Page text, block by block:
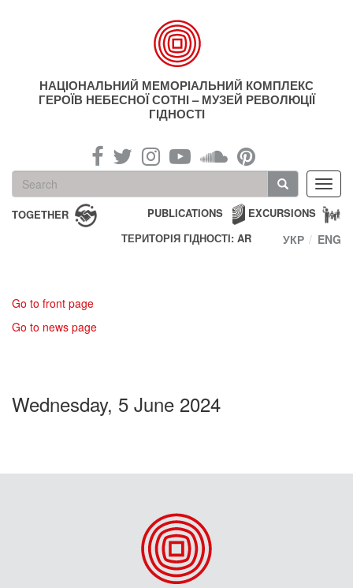
НАЦІОНАЛЬНИЙ МЕМОРІАЛЬНИЙ КОМПЛЕКС
ГЕРОЇВ НЕБЕСНОЇ СОТНІ – МУЗЕЙ РЕВОЛЮЦІЇ
ГІДНОСТІ
Search
form
Search
TOGETHER EXCURSIONS
PUBLICATIONS
ТЕРИТОРІЯ ГІДНОСТІ: AR
УКР ENG
Go to front page
Go to news page
Wednesday, 5 June 2024